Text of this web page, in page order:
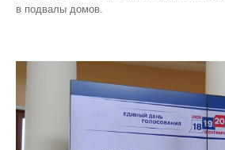
в подвалы домов.